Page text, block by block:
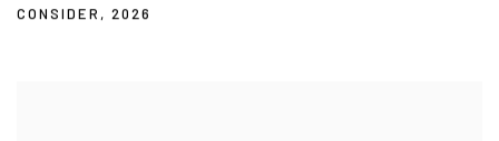
CONSIDER , 2026